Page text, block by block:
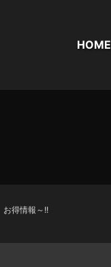
HOME
お得情報～!!